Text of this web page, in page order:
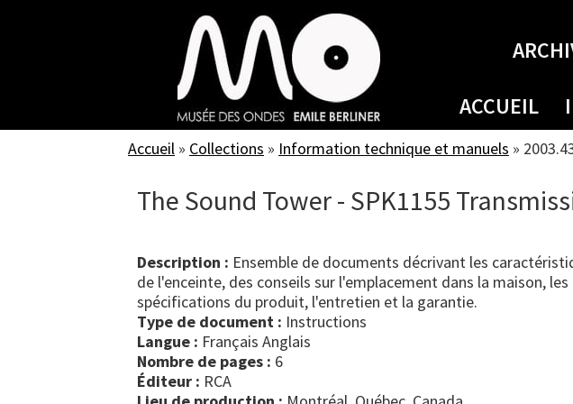
ACCUEIL
Accueil » Collections » Information technique et manuels »
The Sound Tower - SPK1155
Description : Ensemble de documents décrivant les
de l'enceinte, des conseils sur l'emplacement dans la maison, les
spécifications du produit, l'entretien et la garantie.
Type de document : instructions
Langue : Français Anglais
Nombre de pages : 6
Éditeur : RCA